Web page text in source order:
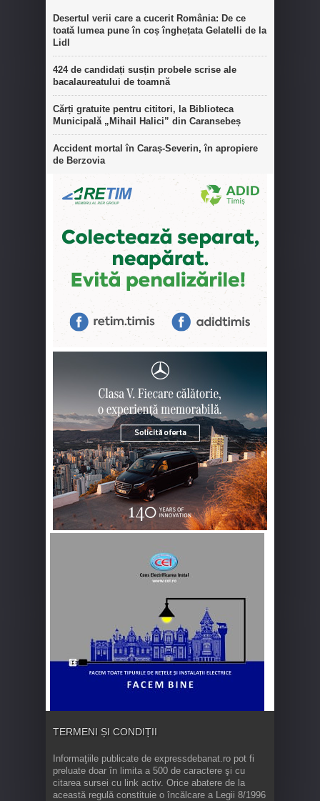
Desertul verii care a cucerit România: De ce
toată lumea pune în coș înghețata Gelatelli de la
Lidl
424 de candidați susțin probele scrise ale
bacalaureatului de toamnă
Cărți gratuite pentru cititori, la Biblioteca
Municipală „Mihail Halici” din Caransebeș
Accident mortal în Caraș-Severin, în apropiere
de Berzovia
TERMENI ȘI CONDIȚII
Informaţiile publicate de expressdebanat.ro pot fi
preluate doar în limita a 500 de caractere şi cu
citarea sursei cu link activ. Orice abatere de la
această regulă constituie o încălcare a Legii 8/1996